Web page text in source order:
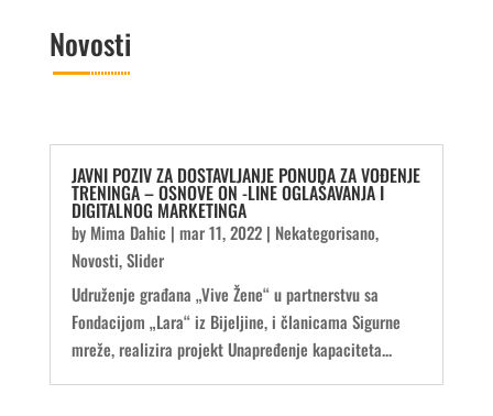
Novosti
JAVNI POZIV ZA DOSTAVLJANJE PONUDA ZA VOĐENJE
TRENINGA – OSNOVE ON -LINE OGLAŠAVANJA I
DIGITALNOG MARKETINGA
by Mima Dahic | mar 11, 2022| Nekategorisano,
Novosti,Slider
Udruženje građana „Vive Žene“ u partnerstvu sa
Fondacijom „Lara“ iz Bijeljine, i članicama Sigurne
mreže, realizira projekt Unapređenje kapaciteta...